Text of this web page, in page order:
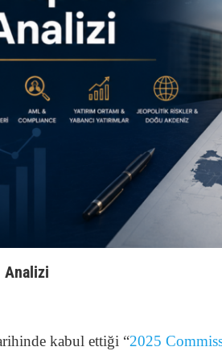
Analizi
kabul ettiği “2025